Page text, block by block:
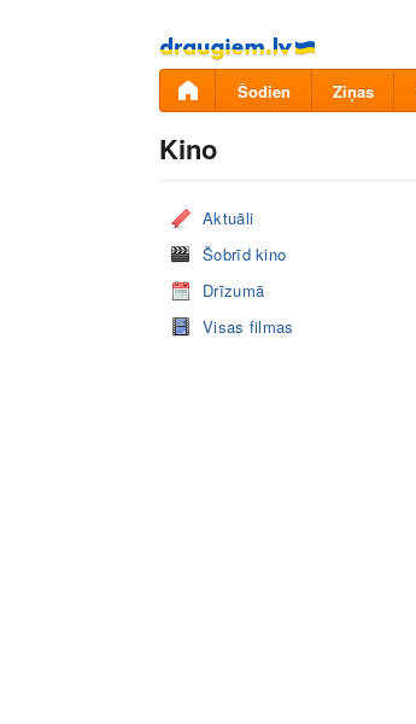
Pāriet
uz
saturu
Šodien Ziņas
Kino
Aktuāli
Šobrīd kino
Drīzumā
Visas filmas